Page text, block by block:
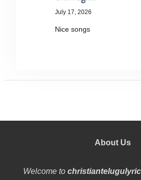
July 17, 2026
Nice songs
About Us
Welcome to